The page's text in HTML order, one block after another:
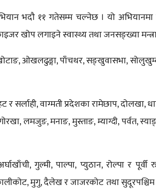
भदौ ११ गतेसम्म चल्नेछ । यो अभियानमा
खोप लगाइने स्वास्थ्य तथा जनसङ्ख्या
ओखलढुङ्गा, पाँचथर, सङ्खुवासभा,
र सर्लाही, वाग्मती प्रदेशका रामेछाप, दोलखा,
लमजुङ, मनाङ, मुस्ताङ, म्याग्दी, पर्वत,
गुल्मी, पाल्पा, प्युठान, रोल्पा र
मुगु, दैलेख र जाजरकोट तथा सुदूरपश्चिम